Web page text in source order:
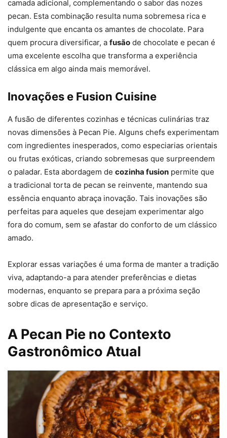
camada adicional, complementando o sabor das nozes
pecan. Esta combinação resulta numa sobremesa rica e
indulgente que encanta os amantes de chocolate. Para
quem procura diversificar, a fusão de chocolate e pecan é
uma excelente escolha que transforma a experiência
clássica em algo ainda mais memorável.
Inovações e Fusion Cuisine
A fusão de diferentes cozinhas e técnicas culinárias traz
novas dimensões à Pecan Pie. Alguns chefs experimentam
com ingredientes inesperados, como especiarias orientais
ou frutas exóticas, criando sobremesas que surpreendem
o paladar. Esta abordagem de cozinha fusion permite que
a tradicional torta de pecan se reinvente, mantendo sua
essência enquanto abraça inovação. Tais inovações são
perfeitas para aqueles que desejam experimentar algo
fora do comum, sem se afastar do conforto de um clássico
amado.
Explorar essas variações é uma forma de manter a tradição
viva, adaptando-a para atender preferências e dietas
modernas, enquanto se prepara para a próxima seção
sobre dicas de apresentação e serviço.
A Pecan Pie no Contexto
Gastronômico Atual